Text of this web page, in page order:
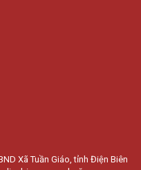
Xã Tuần Giáo, tỉnh Điện Biên